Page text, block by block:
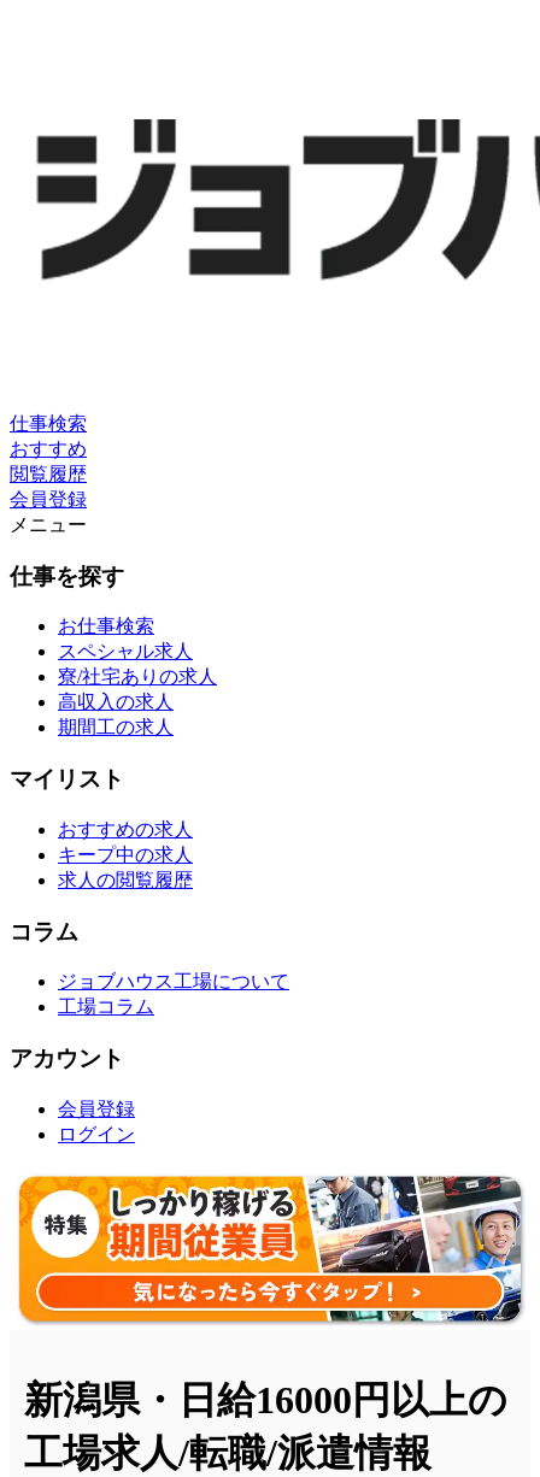
仕事検索
おすすめ
閲覧履歴
会員登録
メニュー
仕事を探す
お仕事検索
スペシャル求人
寮/社宅ありの求人
高収入の求人
期間工の求人
マイリスト
おすすめの求人
キープ中の求人
求人の閲覧履歴
コラム
ジョブハウス工場について
工場コラム
アカウント
会員登録
ログイン
新潟県・日給16000円以上の
工場求人/転職/派遣情報